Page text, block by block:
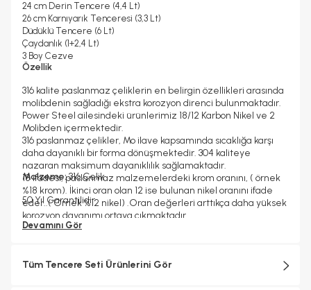
24 cm Derin Tencere (4,4 Lt)
26 cm Karnıyarık Tenceresi (3,3 Lt)
Düdüklü Tencere (6 Lt)
Çaydanlık (1+2,4 Lt)
3 Boy Cezve
Özellik
316 kalite paslanmaz çeliklerin en belirgin özellikleri arasında
molibdenin sağladığı ekstra korozyon direnci bulunmaktadır.
Power Steel ailesindeki ürünlerimiz 18/12 Karbon Nikel ve 2
Molibden içermektedir.
316 paslanmaz çelikler, Mo ilave kapsamında sıcaklığa karşı
daha dayanıklı bir forma dönüşmektedir. 304 kaliteye
nazaran maksimum dayanıklılık sağlamaktadır.
18 ifadesi, paslanmaz malzemelerdeki krom oranını, ( örnek
%18 krom). İkinci oran olan 12 ise bulunan nikel oranını ifade
eder..( Örnek %12 nikel) .Oran değerleri arttıkça daha yüksek
korozyon dayanımı ortaya çıkmaktadır.
Powersteel ürün grubumuz 50 yıl garantilidir.
Malzeme:316 Çelik
50 Yıl Garantilidir
Devamını Gör
Tüm Tencere Seti Ürünlerini Gör